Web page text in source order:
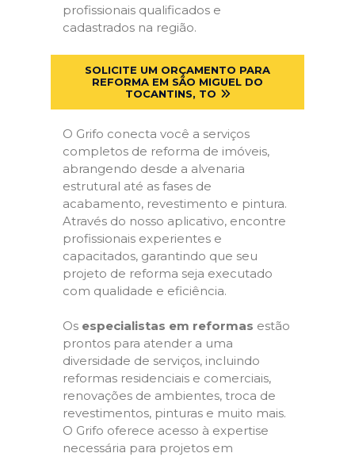
profissionais qualificados e
cadastrados na região.
SOLICITE UM ORÇAMENTO PARA
REFORMA EM SÃO MIGUEL DO
TOCANTINS, TO
O Grifo conecta você a serviços
completos de reforma de imóveis,
abrangendo desde a alvenaria
estrutural até as fases de
acabamento, revestimento e pintura.
Através do nosso aplicativo, encontre
profissionais experientes e
capacitados, garantindo que seu
projeto de reforma seja executado
com qualidade e eficiência.
Os especialistas em reformas estão
prontos para atender a uma
diversidade de serviços, incluindo
reformas residenciais e comerciais,
renovações de ambientes, troca de
revestimentos, pinturas e muito mais.
O Grifo oferece acesso à expertise
necessária para projetos em